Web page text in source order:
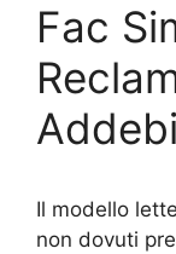
Fac
Il modello
non dovuti